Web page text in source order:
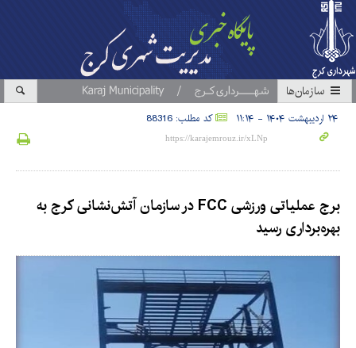
سازمان‎ها
۲۴ اردیبهشت ۱۴۰۴ - ۱۱:۱۴ کد مطلب: 88316
برج عملیاتی ورزشی FCC در سازمان آتش‌نشانی کرج به
بهره‌برداری رسید